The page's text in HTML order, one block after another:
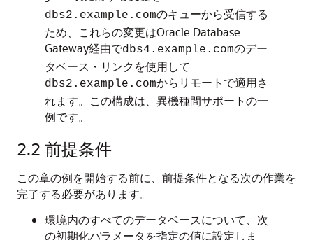
dbs2.example.comのキューから受信する
ため、これらの変更はOracle Database
Gateway経由でdbs4.example.comのデー
タベース・リンクを使用して
dbs2.example.comからリモートで適用さ
れます。この構成は、異機種間サポートの一
例です。
2.2 前提条件
この章の例を開始する前に、前提条件となる次の作業を
完了する必要があります。
環境内のすべてのデータベースについて、次
の初期化パラメータを指定の値に設定しま